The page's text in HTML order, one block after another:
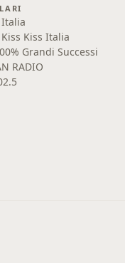
Italia
Kiss Italia
Grandi Successi
RADIO